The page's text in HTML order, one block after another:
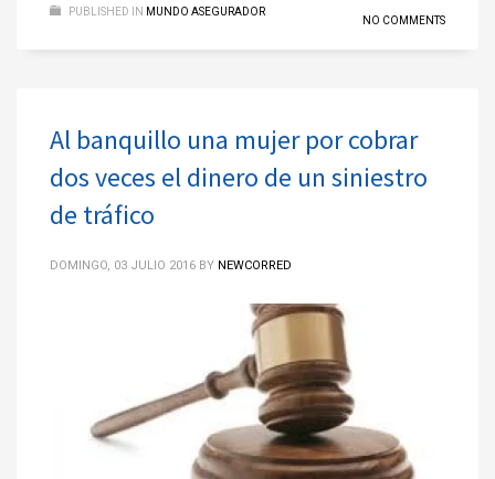
PUBLISHED IN MUNDO ASEGURADOR
NO COMMENTS
Al banquillo una mujer por cobrar
dos veces el dinero de un siniestro
de tráfico
DOMINGO, 03 JULIO 2016 BY NEWCORRED